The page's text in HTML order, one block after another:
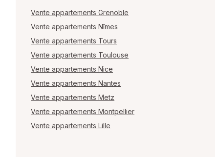
Vente appartements Grenoble
Vente appartements Nîmes
Vente appartements Tours
Vente appartements Toulouse
Vente appartements Nice
Vente appartements Nantes
Vente appartements Metz
Vente appartements Montpellier
Vente appartements Lille